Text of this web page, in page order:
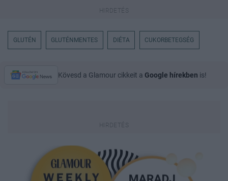
GLUTÉN GLUTÉNMENTES DIÉTA CUKORBETEGSÉG
Kövesd a Glamour cikkeit a Google hírekben is!